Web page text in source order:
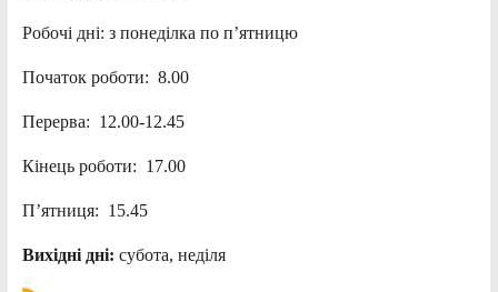
Робочі дні: з понеділка по п’ятницю
Початок роботи: 8.00
Перерва: 12.00-12.45
Кінець роботи: 17.00
П’ятниця: 15.45
Вихідні дні: субота, неділя